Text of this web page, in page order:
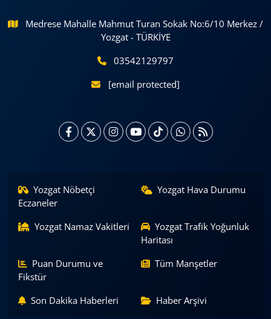
Medrese Mahalle Mahmut Turan Sokak No:6/10 Merkez /
Yozgat - TÜRKİYE
03542129797
[email protected]
Yozgat Nöbetçi
Eczaneler
Yozgat Hava Durumu
Yozgat Namaz Vakitleri
Yozgat Trafik Yoğunluk
Haritası
Puan Durumu ve
Fikstür
Tüm Manşetler
Son Dakika Haberleri Haber Arşivi